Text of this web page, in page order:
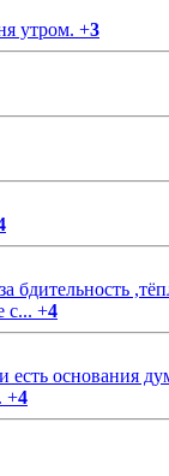
утром. +3
с... +4
основания
+4